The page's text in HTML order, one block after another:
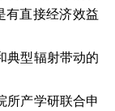
有直接经济效益
典型辐射带动的
所产学研联合申